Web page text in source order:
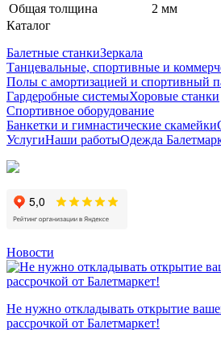
Общая толщина
2 мм
Каталог
Балетные станкиЗеркала
Танцевальные, спортивные и
Полы с амортизацией и спортивный
Гардеробные системыХоровые станки
Спортивное оборудование
Банкетки и гимнастические скамейки
УслугиНаши работыОдежда
Новости
Не нужно откладывать открытие
рассрочкой от Балетмаркет!